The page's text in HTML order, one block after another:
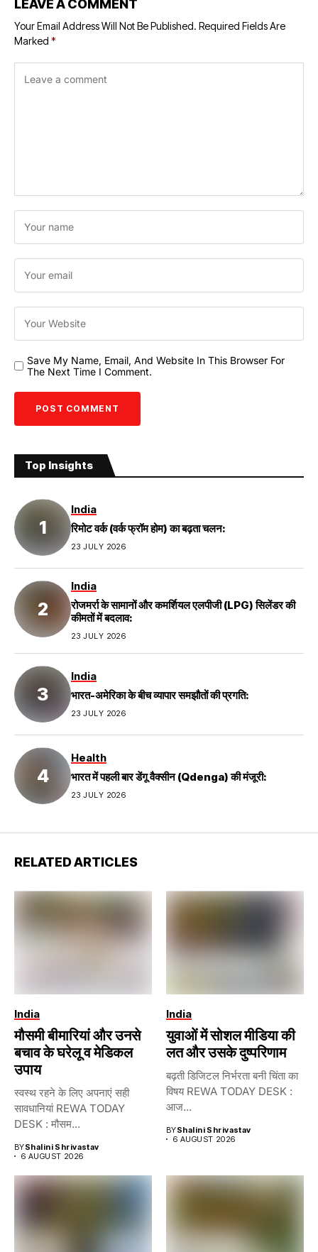
LEAVE A COMMENT
Your Email Address Will Not Be Published. Required Fields Are
Marked *
Save My Name, Email, And Website In This Browser For
The Next Time I Comment.
Top Insights
India
रिमोट वर्क (वर्क फ्रॉम होम) का बढ़ता चलन:
23 JULY 2026
India
रोजमर्रा के सामानों और कमर्शियल एलपीजी (LPG) सिलेंडर की
कीमतों में बदलाव:
23 JULY 2026
India
भारत-अमेरिका के बीच व्यापार समझौतों की प्रगति:
23 JULY 2026
Health
भारत में पहली बार डेंगू वैक्सीन (Qdenga) की मंजूरी:
23 JULY 2026
RELATED ARTICLES
India
मौसमी बीमारियां और उनसे
बचाव के घरेलू व मेडिकल
उपाय
स्वस्थ रहने के लिए अपनाएं सही
सावधानियां REWA TODAY
DESK : मौसम...
BYShalini Shrivastav
6 AUGUST 2026
India
युवाओं में सोशल मीडिया की
लत और उसके दुष्परिणाम
बढ़ती डिजिटल निर्भरता बनी चिंता का
विषय REWA TODAY DESK :
आज...
BYShalini Shrivastav
6 AUGUST 2026